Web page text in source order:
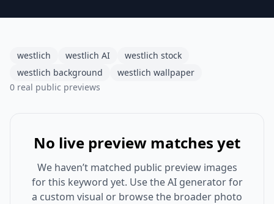
westlich westlich AI
westlich stock
westlich background
westlich wallpaper
0 real public previews
No live preview matches yet
We haven’t matched public preview images
for this keyword yet. Use the AI generator for
a custom visual or browse the broader photo